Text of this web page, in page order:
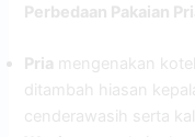
Perbedaan Pakaian
Pria mengenakan
ditambah hiasan
cenderawasih serta